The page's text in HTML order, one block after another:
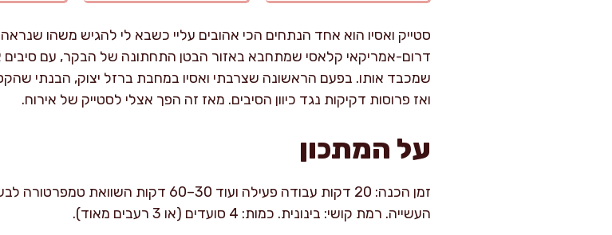
סטייק ואסיו הוא אחד הנתחים הכי אהובים עליי כשבא לי להגיש משהו
דרום-אמריקאי קלאסי שמתחבא באזור הבטן התחתונה של הבקר, עם
שמכבד אותו. בפעם הראשונה שצרבתי ואסיו במחבת ברזל יצוק, הבנתי
ואז פרוסות דקיקות נגד כיוון הסיבים. מאז זה הפך אצלי לסטייק של אירוח.
על המתכון
העשייה. רמת קושי: בינונית. כמות: 4 סועדים (או 3 רעבים מאוד).